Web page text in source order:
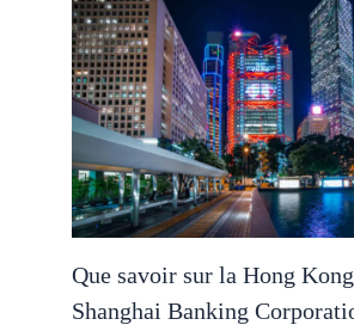
Que savoir sur la Hong
Shanghai Banking